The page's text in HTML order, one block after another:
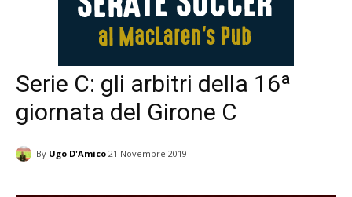
Serie C: gli arbitri della 16ª
giornata del Girone C
By Ugo D'Amico 21 Novembre 2019